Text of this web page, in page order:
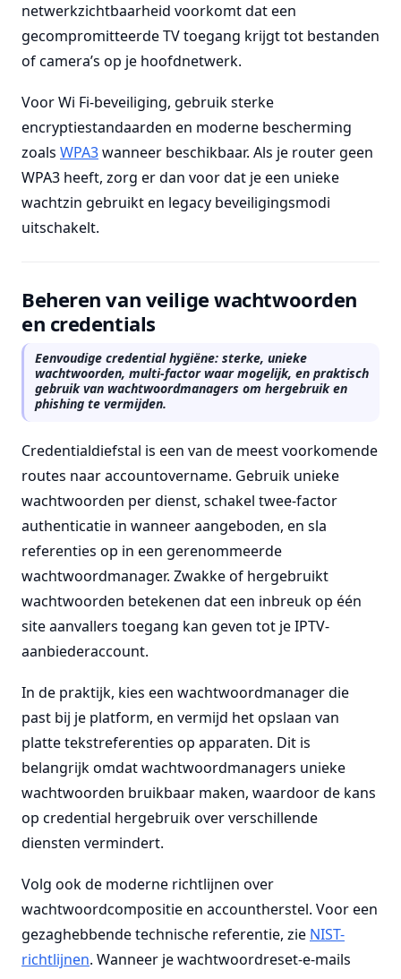
netwerkzichtbaarheid voorkomt dat een
gecompromitteerde TV toegang krijgt tot bestanden
of camera’s op je hoofdnetwerk.
Voor Wi Fi-beveiliging, gebruik sterke
encryptiestandaarden en moderne bescherming
zoals WPA3wanneer beschikbaar. Als je router geen
WPA3 heeft, zorg er dan voor dat je een unieke
wachtzin gebruikt en legacy beveiligingsmodi
uitschakelt.
Beheren van veilige wachtwoorden
en credentials
Eenvoudige credential hygiëne: sterke, unieke
wachtwoorden, multi-factor waar mogelijk, en praktisch
gebruik van wachtwoordmanagers om hergebruik en
phishing te vermijden.
Credentialdiefstal is een van de meest voorkomende
routes naar accountovername. Gebruik unieke
wachtwoorden per dienst, schakel twee-factor
authenticatie in wanneer aangeboden, en sla
referenties op in een gerenommeerde
wachtwoordmanager. Zwakke of hergebruikt
wachtwoorden betekenen dat een inbreuk op één
site aanvallers toegang kan geven tot je IPTV-
aanbiederaccount.
In de praktijk, kies een wachtwoordmanager die
past bij je platform, en vermijd het opslaan van
platte tekstreferenties op apparaten. Dit is
belangrijk omdat wachtwoordmanagers unieke
wachtwoorden bruikbaar maken, waardoor de kans
op credential hergebruik over verschillende
diensten vermindert.
Volg ook de moderne richtlijnen over
wachtwoordcompositie en accountherstel. Voor een
gezaghebbende technische referentie, zie NIST-
richtlijnen. Wanneer je wachtwoordreset-e-mails